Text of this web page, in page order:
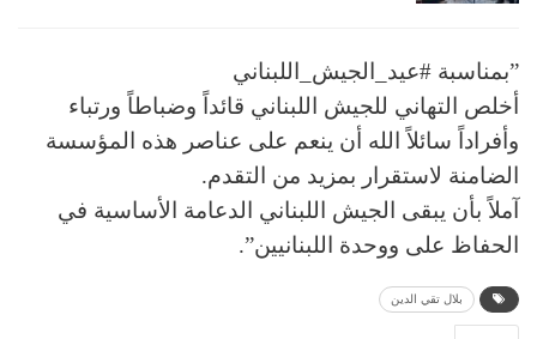
‏”بمناسبة ‎#عيد_الجيش_اللبناني
أخلص التهاني للجيش اللبناني قائداً وضباطاً ورتباء
وأفراداً سائلاً الله أن ينعم على عناصر هذه المؤسسة
الضامنة لاستقرار بمزيد من التقدم.
آملاً بأن يبقى الجيش اللبناني الدعامة الأساسية في
الحفاظ على ووحدة اللبنانيين”.
بلال تقي الدين